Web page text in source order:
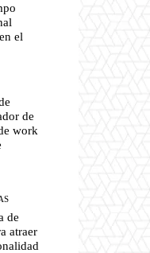
el
de
work
de
atraer